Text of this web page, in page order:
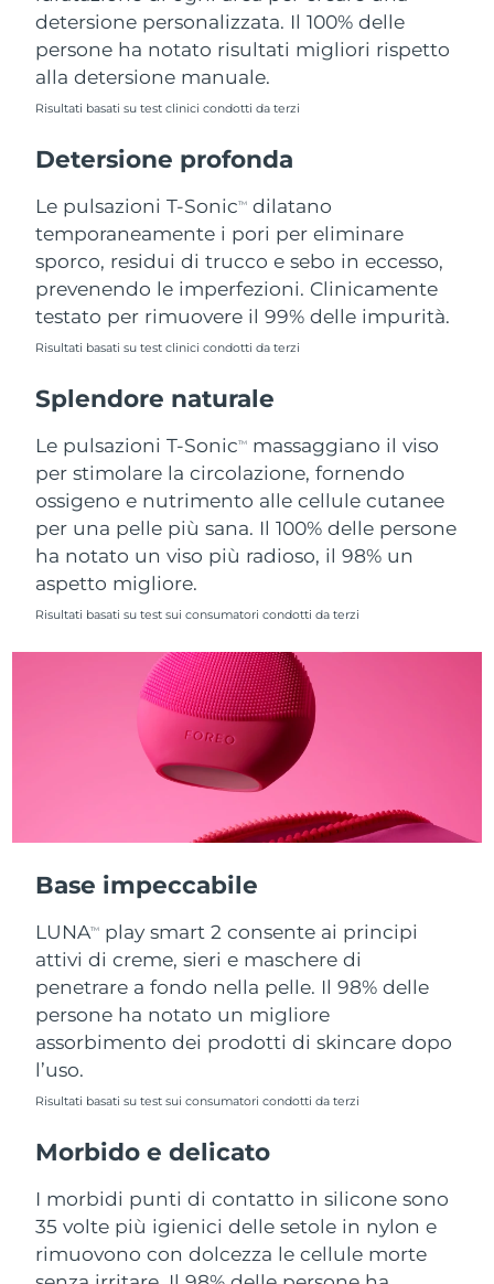
detersione personalizzata. Il 100% delle
persone ha notato risultati migliori rispetto
alla detersione manuale.
Risultati basati su test clinici condotti da terzi
Detersione profonda
Le pulsazioni T-SonicTM
dilatano
temporaneamente i pori per eliminare
sporco, residui di trucco e sebo in eccesso,
prevenendo le imperfezioni. Clinicamente
testato per rimuovere il 99% delle impurità.
Risultati basati su test clinici condotti da terzi
Splendore naturale
Le pulsazioni T-SonicTM
massaggiano il viso
per stimolare la circolazione, fornendo
ossigeno e nutrimento alle cellule cutanee
per una pelle più sana. Il 100% delle persone
ha notato un viso più radioso, il 98% un
aspetto migliore.
Risultati basati su test sui consumatori condotti da terzi
Base impeccabile
LUNATM
play smart 2 consente ai principi
attivi di creme, sieri e maschere di
penetrare a fondo nella pelle. Il 98% delle
persone ha notato un migliore
assorbimento dei prodotti di skincare dopo
l’uso.
Risultati basati su test sui consumatori condotti da terzi
Morbido e delicato
I morbidi punti di contatto in silicone sono
35 volte più igienici delle setole in nylon e
rimuovono con dolcezza le cellule morte
Filippine Consegna stimata
Polonia
Qatar Consegna stimata
Riunione Consegna stimata 8/15/26
Romania Consegna stimata
Russia
Arabia Saudita Consegna stimata 8/11/26
Singapore Consegna stimata
Slovacchia Consegna stimata8/10/26
Slovenia
Corea del Sud Consegna stimata
Consegna stimata
Thailandia Consegna stimata
Turchia Consegna stimata
Emirati Arabi Uniti 8/11/26
Regno Unito Consegna stimata
Stati Uniti
Uzbekistan
Vietnam Consegna stimata 8/16/26